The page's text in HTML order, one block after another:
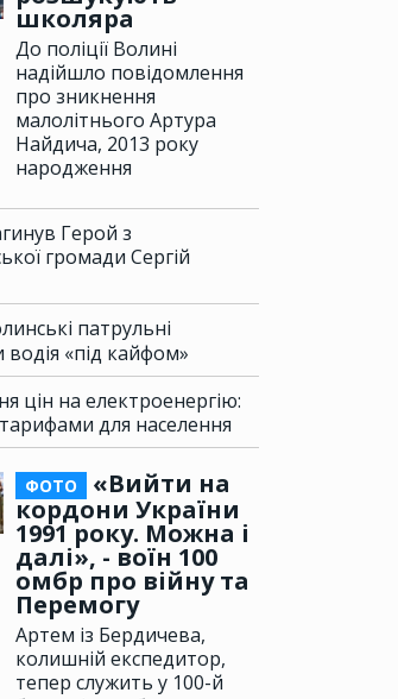
школяра
До поліції Волині
надійшло повідомлення
про зникнення
малолітнього Артура
Найдича, 2013 року
народження
Герой з
громади Сергій
патрульні
«під кайфом»
цін на електроенергію:
для населення
ФОТО
«Вийти на
кордони України
1991 року. Можна і
далі», - воїн 100
омбр про війну та
Перемогу
Артем із Бердичева,
колишній експедитор,
тепер служить у 100-й